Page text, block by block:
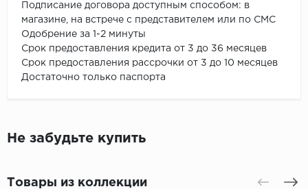
Подписание договора доступным способом: в
магазине, на встрече с представителем или по СМС
Одобрение за 1-2 минуты
Срок предоставления кредита от 3 до 36 месяцев
Срок предоставления рассрочки от 3 до 10 месяцев
Достаточно только паспорта
Не забудьте купить
Товары из коллекции